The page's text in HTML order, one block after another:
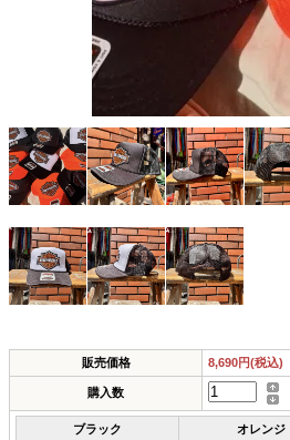
販売価格 8,690円(税込)
購入数
ブラック オレンジ